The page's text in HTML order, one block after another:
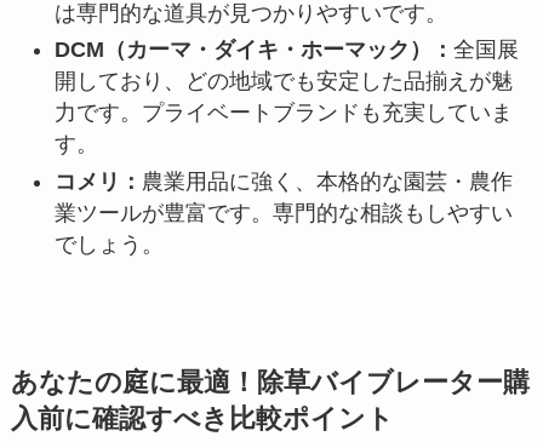
は専門的な道具が見つかりやすいです。
DCM（カーマ・ダイキ・ホーマック）： 全国展
開しており、どの地域でも安定した品揃えが魅
力です。プライベートブランドも充実していま
す。
コメリ： 農業用品に強く、本格的な園芸・農作
業ツールが豊富です。専門的な相談もしやすい
でしょう。
あなたの庭に最適！除草バイブレーター購
入前に確認すべき比較ポイント